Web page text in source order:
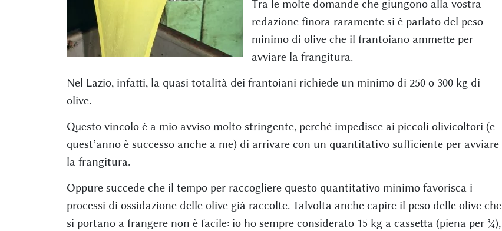
Tra le molte domande che giungono alla vostra
redazione finora raramente si è parlato del peso
minimo di olive che il frantoiano ammette per
avviare la frangitura.
Nel Lazio, infatti, la quasi totalità dei frantoiani richiede un minimo di 250 o 300 kg di
olive.
Questo vincolo è a mio avviso molto stringente, perché impedisce ai piccoli olivicoltori (e
quest’anno è successo anche a me) di arrivare con un quantitativo sufficiente per avviare
la frangitura.
Oppure succede che il tempo per raccogliere questo quantitativo minimo favorisca i
processi di ossidazione delle olive già raccolte. Talvolta anche capire il peso delle olive che
si portano a frangere non è facile: io ho sempre considerato 15 kg a cassetta (piena per ¾),